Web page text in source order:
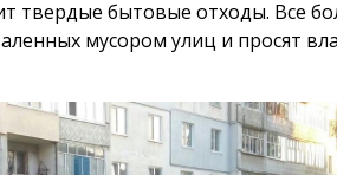
твердые бытовые отходы. Все
мусором улиц и просят